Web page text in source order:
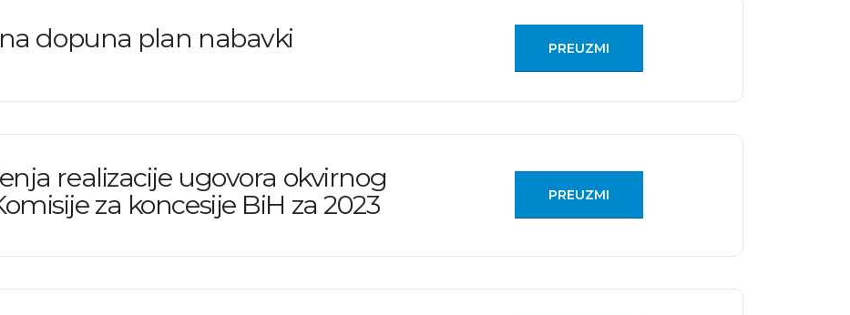
dopuna plan nabavki PREUZMI
realizacije ugovora okvirnog
za koncesije BiH za 2023
PREUZMI